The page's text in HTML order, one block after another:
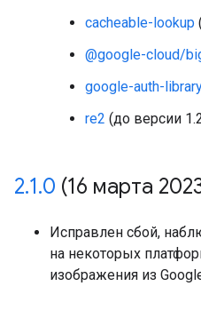
cacheable-lookup
@google-cloud/
google-auth-
re2 (до версии
2.1.0 (16 марта
Исправлен сбой,
на некоторых
изображения из